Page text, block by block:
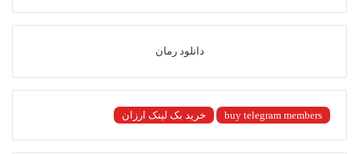
دانلود رمان
buy telegram members خرید بک لینک ارزان